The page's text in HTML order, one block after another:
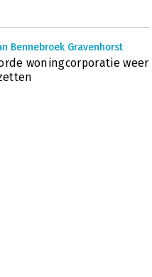
Bennebroek Gravenhorst
woningcorporatie weer